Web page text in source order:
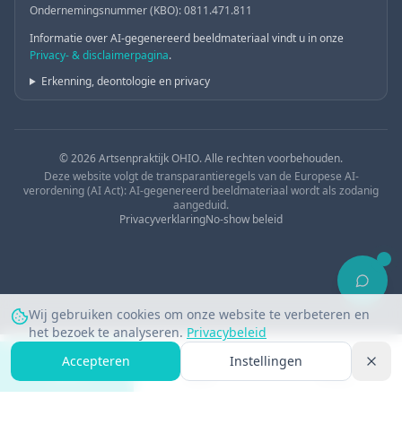
Wij gebruiken cookies om onze website te verbeteren en
het bezoek te analyseren. Privacybeleid
Accepteren
Instellingen
Contact
Ondernemingsnummer (KBO): 0811.471.811
Informatie over AI-gegenereerd beeldmateriaal vindt u in onze
Privacy- & disclaimerpagina.
Erkenning, deontologie en privacy
© 2026 Artsenpraktijk OHIO. Alle rechten voorbehouden.
Deze website volgt de transparantieregels van de Europese AI-
verordening (AI Act): AI-gegenereerd beeldmateriaal wordt als zodanig
aangeduid.
PrivacyverklaringNo-show beleid